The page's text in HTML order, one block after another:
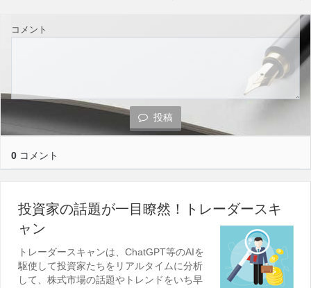
コメント
投稿
0 コメント
投資家の話題が一目瞭然！トレーダースキ
ャン
トレーダースキャンは、ChatGPT等のAIを
駆使して投資家たちをリアルタイムに分析
して、株式市場の話題やトレンドをいち早